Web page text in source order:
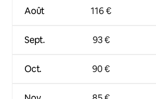
Août
Sept.
Oct.
116 €
93 €
90 €